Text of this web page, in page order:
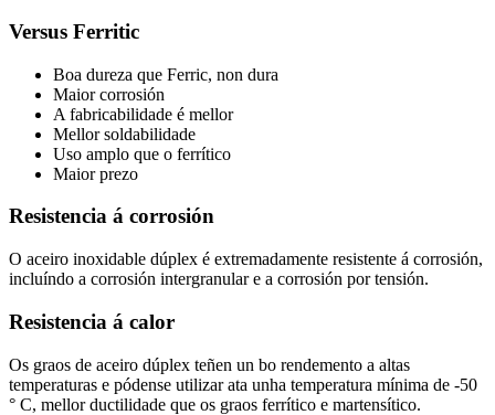
Versus Ferritic
Boa dureza que Ferric, non dura
Maior corrosión
A fabricabilidade é mellor
Mellor soldabilidade
Uso amplo que o ferrítico
Maior prezo
Resistencia á corrosión
O aceiro inoxidable dúplex é extremadamente resistente á corrosión,
incluíndo a corrosión intergranular e a corrosión por tensión.
Resistencia á calor
Os graos de aceiro dúplex teñen un bo rendemento a altas
temperaturas e pódense utilizar ata unha temperatura mínima de -50
° C, mellor ductilidade que os graos ferrítico e martensítico.